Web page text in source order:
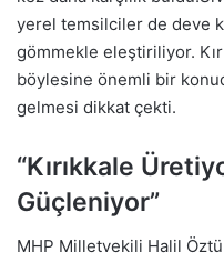
yerel temsilciler de deve
gömmekle eleştiriliyor.
böylesine önemli bir
gelmesi dikkat çekti.
“Kırıkkale
Güçleniyor”
MHP Milletvekili Halil